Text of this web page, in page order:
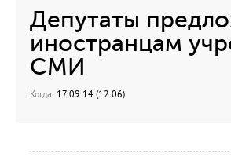
Депутаты
иностранцам
СМИ
Когда: 17.09.14 (12:06)